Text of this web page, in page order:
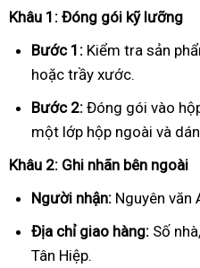
Khâu 1: Đóng gói kỹ lưỡng
Bước 1: Kiểm tra sản
hoặc trầy xước.
Bước 2: Đóng gói vào
một lớp hộp ngoài và
Khâu 2: Ghi nhãn bên ngoài
Người nhận: Nguyên văn
Địa chỉ giao hàng: Số
Tân Hiệp.